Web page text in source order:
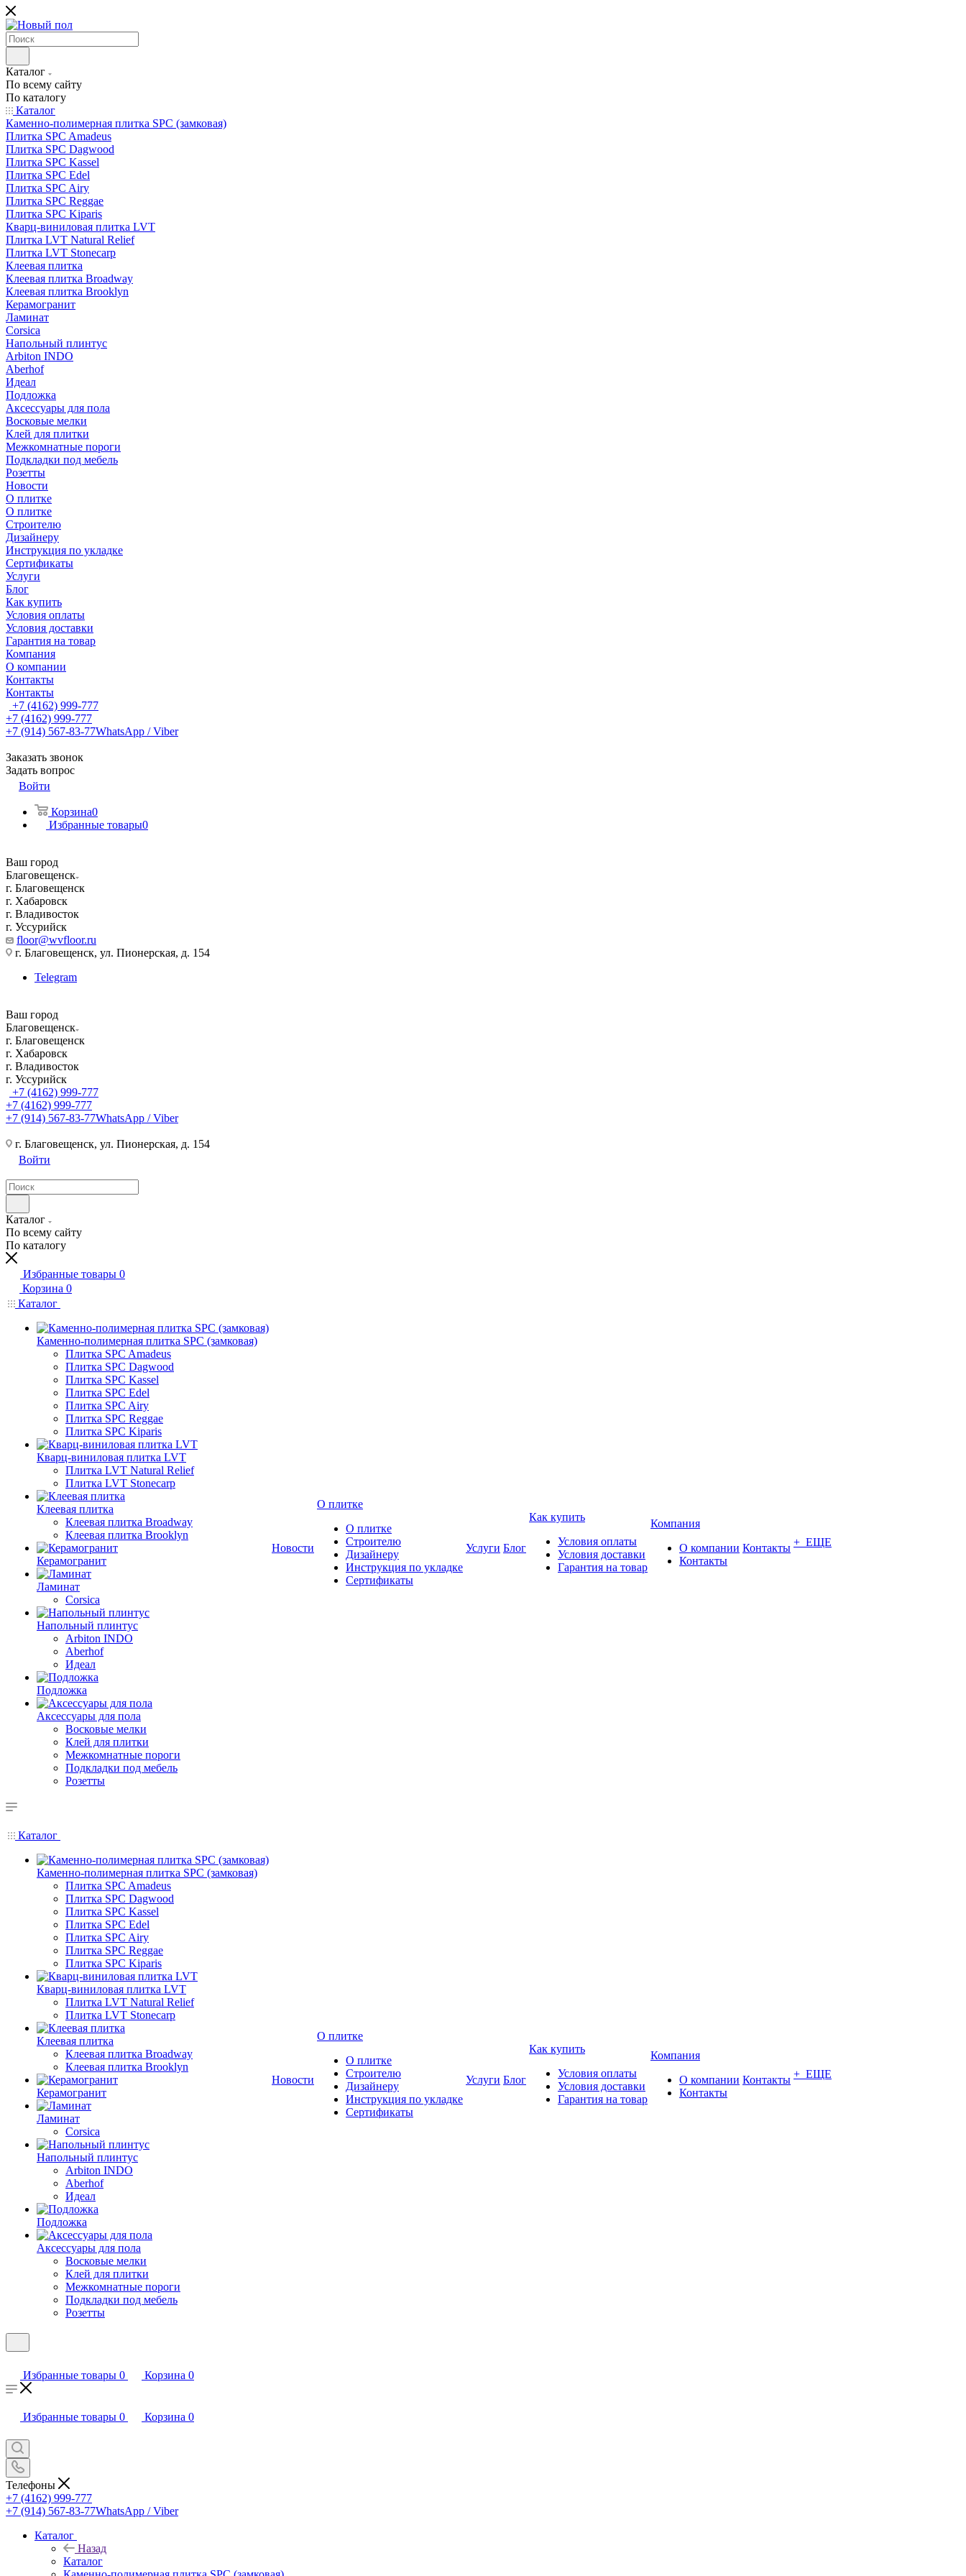
Каталог
По всему сайту
По каталогу
Каталог
Каменно-полимерная плитка SPC (замковая)
Плитка SPC Amadeus
Плитка SPC Dagwood
Плитка SPC Kassel
Плитка SPC Edel
Плитка SPC Airy
Плитка SPC Reggae
Плитка SPC Kiparis
Кварц-виниловая плитка LVT
Плитка LVT Natural Relief
Плитка LVT Stonecarp
Клеевая плитка
Клеевая плитка Broadway
Клеевая плитка Brooklyn
Керамогранит
Ламинат
Corsica
Напольный плинтус
Arbiton INDO
Aberhof
Идеал
Подложка
Аксессуары для пола
Восковые мелки
Клей для плитки
Межкомнатные пороги
Подкладки под мебель
Розетты
Новости
О плитке
О плитке
Строителю
Дизайнеру
Инструкция по укладке
Сертификаты
Услуги
Блог
Как купить
Условия оплаты
Условия доставки
Гарантия на товар
Компания
О компании
Контакты
Контакты
+7 (4162) 999-777
+7 (4162) 999-777
+7 (914) 567-83-77WhatsApp / Viber
Заказать звонок
Задать вопрос
Войти
Корзина0
Избранные товары0
Ваш город
Благовещенск
г. Благовещенск
г. Хабаровск
г. Владивосток
г. Уссурийск
floor@wvfloor.ru
г. Благовещенск, ул. Пионерская, д. 154
Telegram
Ваш город
Благовещенск
г. Благовещенск
г. Хабаровск
г. Владивосток
г. Уссурийск
+7 (4162) 999-777
+7 (4162) 999-777
+7 (914) 567-83-77WhatsApp / Viber
г. Благовещенск, ул. Пионерская, д. 154
Войти
Каталог
По всему сайту
По каталогу
Избранные товары 0
Корзина 0
Каталог
Каменно-полимерная плитка SPC (замковая)
Плитка SPC Amadeus
Плитка SPC Dagwood
Плитка SPC Kassel
Плитка SPC Edel
Плитка SPC Airy
Плитка SPC Reggae
Плитка SPC Kiparis
Кварц-виниловая плитка LVT
Плитка LVT Natural Relief
Плитка LVT Stonecarp
Клеевая плитка
Клеевая плитка Broadway
Клеевая плитка Brooklyn
Керамогранит
Ламинат
Corsica
Напольный плинтус
Arbiton INDO
Aberhof
Идеал
Подложка
Аксессуары для пола
Восковые мелки
Клей для плитки
Межкомнатные пороги
Подкладки под мебель
Розетты
Новости
О плитке
О плитке
Строителю
Дизайнеру
Инструкция по укладке
Сертификаты
Услуги Блог
Как купить
Условия оплаты
Условия доставки
Гарантия на товар
Компания
О компании
Контакты
Контакты + ЕЩЕ
Каталог
Каменно-полимерная плитка SPC (замковая)
Плитка SPC Amadeus
Плитка SPC Dagwood
Плитка SPC Kassel
Плитка SPC Edel
Плитка SPC Airy
Плитка SPC Reggae
Плитка SPC Kiparis
Кварц-виниловая плитка LVT
Плитка LVT Natural Relief
Плитка LVT Stonecarp
Клеевая плитка
Клеевая плитка Broadway
Клеевая плитка Brooklyn
Керамогранит
Ламинат
Corsica
Напольный плинтус
Arbiton INDO
Aberhof
Идеал
Подложка
Аксессуары для пола
Восковые мелки
Клей для плитки
Межкомнатные пороги
Подкладки под мебель
Розетты
Новости
О плитке
О плитке
Строителю
Дизайнеру
Инструкция по укладке
Сертификаты
Услуги Блог
Как купить
Условия оплаты
Условия доставки
Гарантия на товар
Компания
О компании
Контакты
Контакты + ЕЩЕ
Избранные товары 0 Корзина 0
Избранные товары 0 Корзина 0
Телефоны
+7 (4162) 999-777
+7 (914) 567-83-77WhatsApp / Viber
Каталог
Назад
Каталог